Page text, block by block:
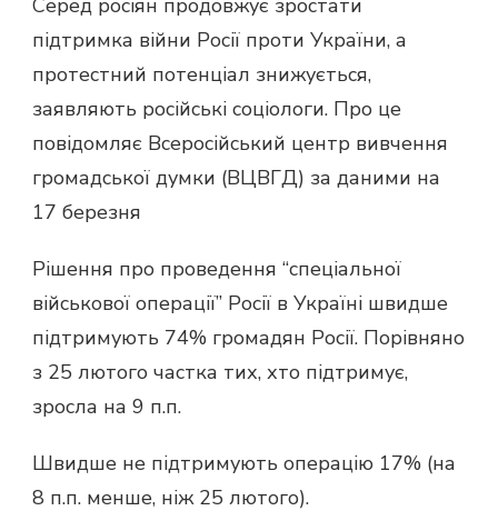
Серед росіян продовжує зростати
підтримка війни Росії проти України, а
протестний потенціал знижується,
заявляють російські соціологи. Про це
повідомляє Всеросійський центр вивчення
громадської думки (ВЦВГД) за даними на
17 березня
Рішення про проведення “спеціальної
військової операції” Росії в Україні швидше
підтримують 74% громадян Росії. Порівняно
з 25 лютого частка тих, хто підтримує,
зросла на 9 п.п.
Швидше не підтримують операцію 17% (на
8 п.п. менше, ніж 25 лютого).